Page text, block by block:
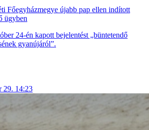
Főegyházmegye újabb pap ellen indított
ügyben
24-én kapott bejelentést „büntetendő
gyanújáról”.
29. 14:23